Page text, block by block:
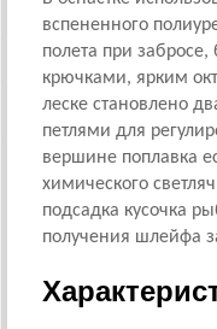
вспененного
полета при
крючками, ярким
леске становлено
петлями для
вершине поплавка
химического
подсадка кусочка
получения шлейфа